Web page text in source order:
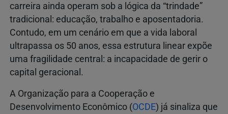
carreira ainda operam sob a lógica da “trindade”
tradicional: educação, trabalho e aposentadoria.
Contudo, em um cenário em que a vida laboral
ultrapassa os 50 anos, essa estrutura linear expõe
uma fragilidade central: a incapacidade de gerir o
capital geracional.
A Organização para a Cooperação e
Desenvolvimento Econômico (OCDE) já sinaliza que